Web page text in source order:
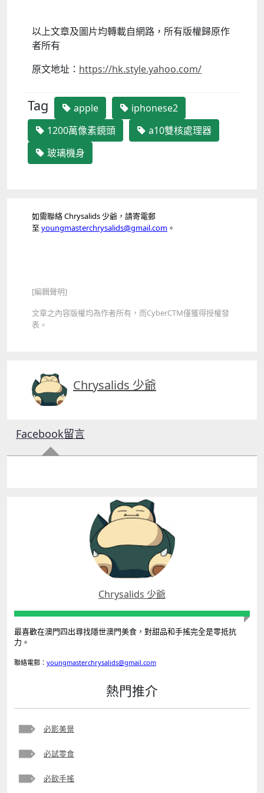
以上文章及圖片均轉載自網路，所有版權歸原作
者所有
原文地址： https://hk.style.yahoo.com/
Tag apple
iphonese2
1200萬像素鏡頭
a10雙核處理器
玻璃機身
如需聯絡 Chrysalids 少爺，請寄電郵
至 youngmasterchrysalids@gmail.com 。
[編輯聲明]
文章之內容版權均為作者所有，而CyberCTM僅獲得授權發
表。
Chrysalids 少爺
Facebook留言
Chrysalids 少爺
最喜歡在澳門四出尋找隱世澳門美食，對甜品和手搖完全是零抵抗
力。
聯絡電郵： youngmasterchrysalids@gmail.com
熱門推介
必影美景
必試零食
必飲手搖